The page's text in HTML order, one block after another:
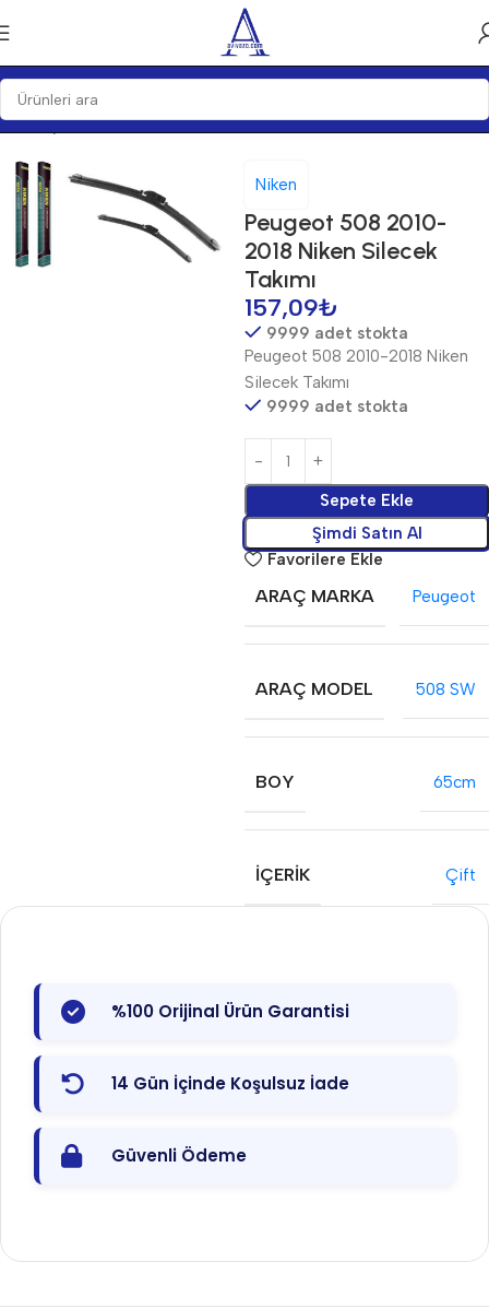
Ana Sayfa Silecekler Silecek Setleri
Niken
Peugeot 508 2010-
2018 Niken Silecek
Takımı
157,09₺
9999 adet stokta
Peugeot 508 2010-2018 Niken
Silecek Takımı
9999 adet stokta
Sepete Ekle
Şimdi Satın Al
Favorilere Ekle
ARAÇ MARKA Peugeot
ARAÇ MODEL 508 SW
BOY 65cm
İÇERIK Çift
%100 Orijinal Ürün Garantisi
14 Gün İçinde Koşulsuz İade
Güvenli Ödeme